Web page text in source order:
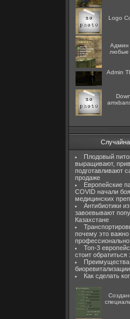
Logo
Админ
любые
Admin
Плодовый
выращивают,
подготавливают
продаже
Европейские
COVID начали
медицинских
Антибиотики
завоевывают
Казахстане
почему это важно
Топ-3
стоит обратиться
Преимущества
биоревитализации
Как сделать